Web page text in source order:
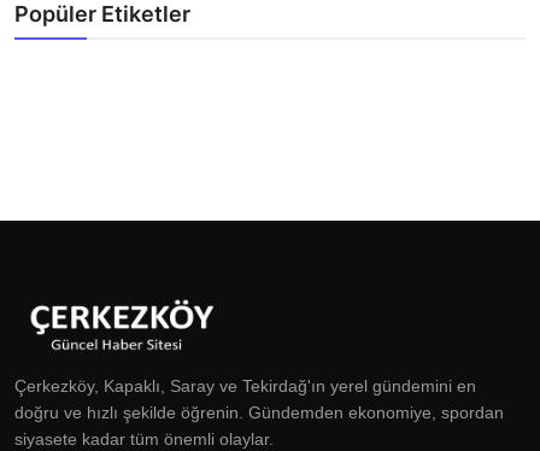
Popüler Etiketler
Çerkezköy, Kapaklı, Saray ve Tekirdağ'ın yerel gündemini en
doğru ve hızlı şekilde öğrenin. Gündemden ekonomiye, spordan
siyasete kadar tüm önemli olaylar.